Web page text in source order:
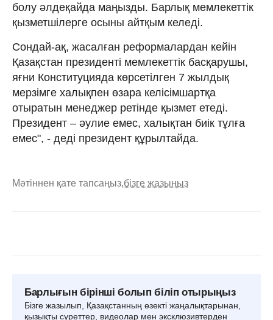
болу әлдеқайда маңызды. Барлық мемлекеттік
қызметшілерге осыны айтқым келеді.
Сондай-ақ, жасалған реформалардан кейін
Қазақстан президенті мемлекеттік басқарушы,
яғни Конституцияда көрсетілген 7 жылдық
мерзімге халықпен өзара келісімшартқа
отыратын менеджер ретінде қызмет етеді.
Президент – әулие емес, халықтан биік тұлға
емес", - деді президент құрылтайда.
Мәтіннен қате тапсаңыз,бізге жазыңыз
Барлығын бірінші болып біліп отырыңыз
Бізге жазылып, Қазақстанның өзекті жаңалықтарынан,
қызықты суреттер, видеолар мен эксклюзивтерден